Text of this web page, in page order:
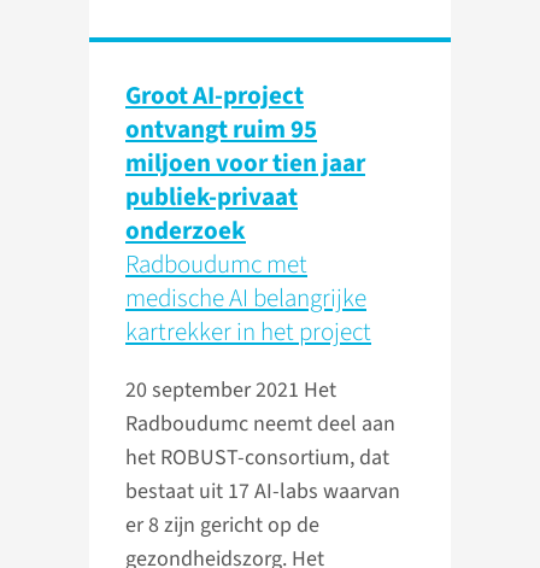
Groot AI-project
ontvangt ruim 95
miljoen voor tien jaar
publiek-privaat
onderzoek
Radboudumc met
medische AI belangrijke
kartrekker in het project
20 september 2021 Het
Radboudumc neemt deel aan
het ROBUST-consortium, dat
bestaat uit 17 AI-labs waarvan
er 8 zijn gericht op de
gezondheidszorg. Het